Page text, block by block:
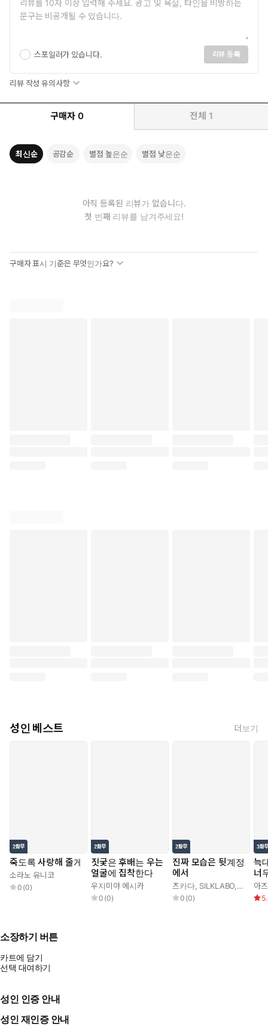
스포일러가 있습니다. 리뷰 등록
리뷰 작성 유의사항
구매자 0 전체 1
최신순 공감순 별점 높은순 별점 낮은순
아직 등록된 리뷰가 없습니다.
첫 번째 리뷰를 남겨주세요!
구매자 표시 기준은 무엇인가요?
성인 베스트 더보기
죽도록 사랑해 줄게
소라노 유니코
0 (0)
짓궂은 후배는 우는
얼굴에 집착한다
우지미야 에시카
0 (0)
진짜 모습은 뒷계정
에서
츠카다, SILKLABO, 로만
0 (0)
늑
너
아
소장하기 버튼
카트에 담기
선택 대여하기
성인 인증 안내
성인 재인증 안내